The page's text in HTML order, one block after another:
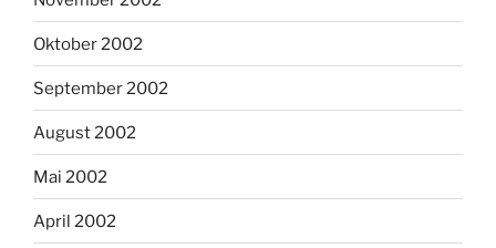
Oktober 2002
September 2002
August 2002
Mai 2002
April 2002